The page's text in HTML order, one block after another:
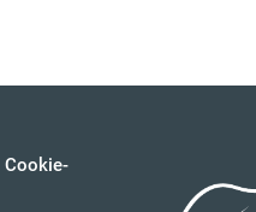
Cookie-